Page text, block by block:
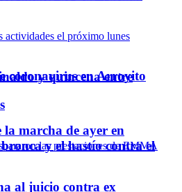
y quincena entre
al juicio contra ex
coronavirus en Arroyito
la marcha de ayer en
y el hastío contra el